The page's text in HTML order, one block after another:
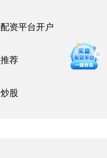
配资平台开户
推荐
炒股